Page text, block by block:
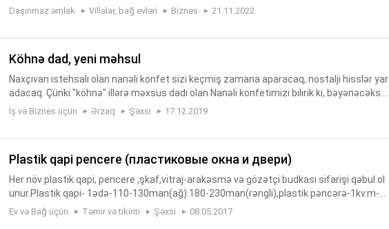
sapp Instagram super.temirli.menziller
Daşınmaz əmlak Villalar, bağ evləri Biznes 21.11.2022
köhnə dad, yeni məhsul
Naxçıvan istehsalı olan nanəli konfet sizi keçmiş zamana aparacaq, nostalji hisslər yar
adacaq. Çünki "köhnə" illərə məxsus dadı olan Nanəli konfetimizi bilirik ki, bəyənəcəksin
iz...
İş və Biznes üçün Ərzaq Şəxsi 17.12.2019
plastik qapi pencere (пластиковые окна и двери)
Her növ plastik qapi, pencere ,şkaf,vitraj-arakəsmə və gözətçi budkası sifarişi qəbul ol
unur.Plastik qapi- 1ədə-110-130man(ağ).180-230man(rəngli),plastik pəncərə-1kv.m-5
4-70man(ağ), 78-95man(rəngli).Çatdırma və quraşdırılma pulsuz.bundan əlavə köhnə
Ev və Bağ üçün Təmir və tikinti Şəxsi 08.05.2017